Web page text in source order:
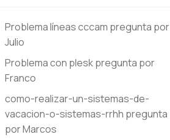
Problema líneas cccam pregunta por
Julio
Problema con pleskpregunta por
Franco
como-realizar-un-sistemas-de-
vacacion-o-sistemas-rrhh pregunta
por Marcos